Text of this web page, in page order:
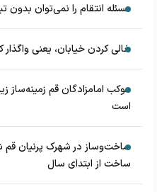
مسئله انتقام را نمی‌توان بدون
خالی کردن خیابان، یعنی
موکب امامزادگان قم زمینه‌ساز
است
ساخت‌وساز در شهرک پرنیان قم
ساخت از ابتدای سال